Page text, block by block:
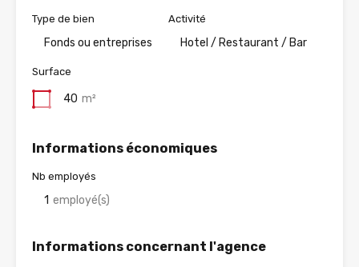
Type de bien
Fonds ou entreprises
Activité
Hotel / Restaurant / Bar
Surface
40 m²
Informations économiques
Nb employés
1 employé(s)
Informations concernant l'agence